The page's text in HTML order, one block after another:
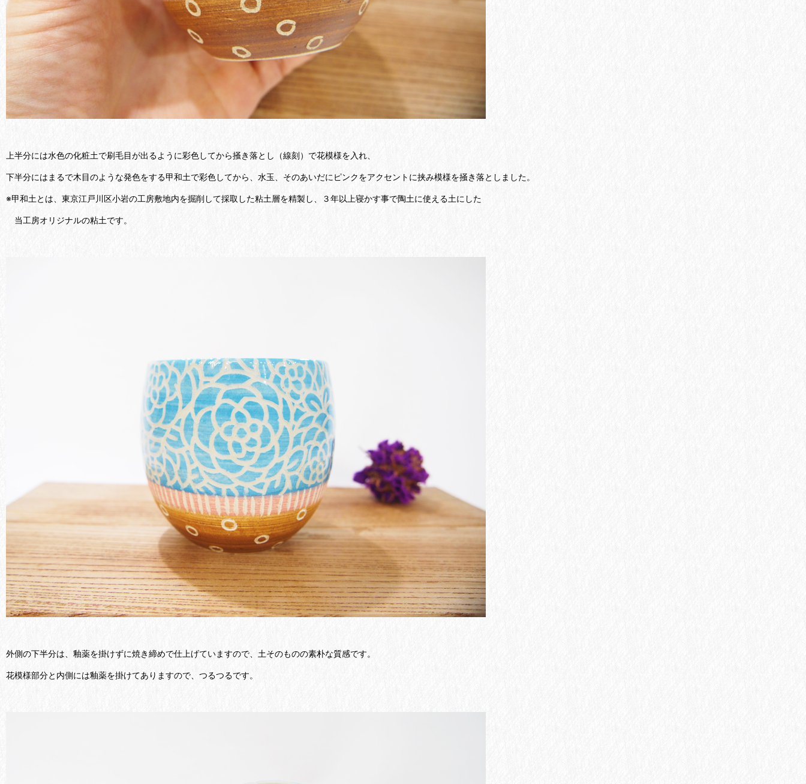
上半分には水色の化粧土で刷毛目が出るように彩色してから掻き落とし（線刻）で花模様を入れ、
下半分にはまるで木目のような発色をする甲和土で彩色してから、水玉、そのあいだにピンクをアクセントに挟み模様を掻き落としました。
※甲和土とは、東京江戸川区小岩の工房敷地内を掘削して採取した粘土層を精製し、３年以上寝かす事で陶土に使える土にした
当工房オリジナルの粘土です。
外側の下半分は、釉薬を掛けずに焼き締めで仕上げていますので、土そのものの素朴な質感です。
花模様部分と内側には釉薬を掛けてありますので、つるつるです。